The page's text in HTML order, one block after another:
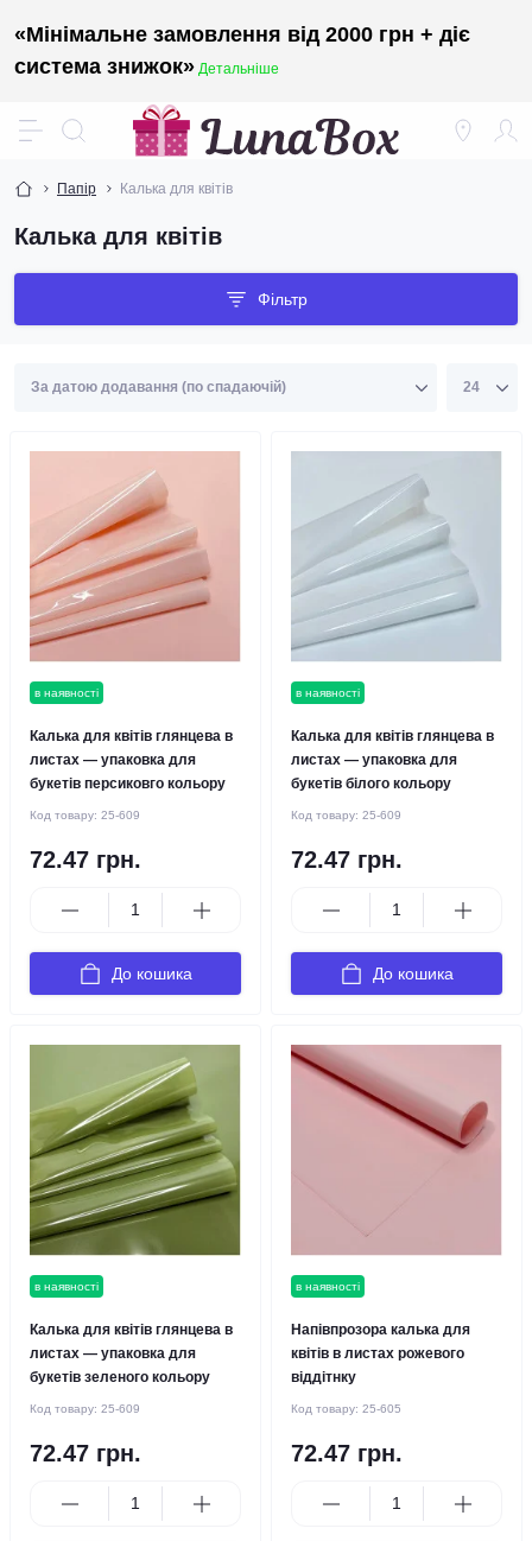
«Мінімальне замовлення від 2000 грн + діє
система знижок» Детальніше
Папір Калька для квітів
Калька для квітів
Фільтр
в наявності
Калька для квітів глянцева в
листах — упаковка для
букетів персиковго кольору
Код товару: 25-609
72.47 грн.
До кошика
в наявності
Калька для квітів глянцева в
листах — упаковка для
букетів білого кольору
Код товару: 25-609
72.47 грн.
До кошика
в наявності
Калька для квітів глянцева в
листах — упаковка для
букетів зеленого кольору
Код товару: 25-609
72.47 грн.
в наявності
Напівпрозора калька для
квітів в листах рожевого
віддітнку
Код товару: 25-605
72.47 грн.